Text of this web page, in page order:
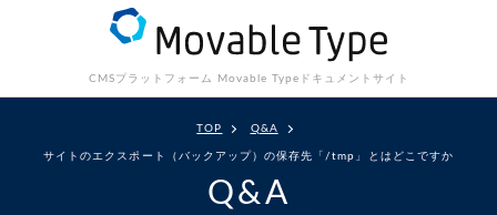
CMSプラットフォーム Movable Type ドキュメントサイト
TOP Q&A
サイトのエクスポート（バックアップ）の保存先「/tmp」とはどこですか
Q&A